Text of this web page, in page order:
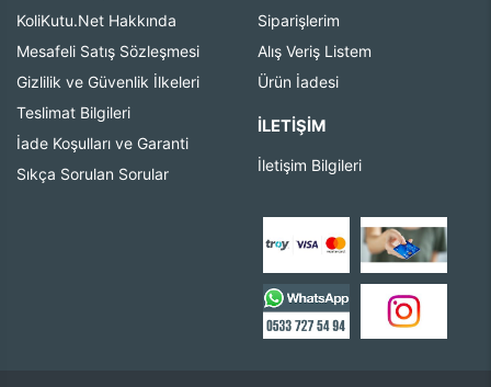
KoliKutu.Net Hakkında
Mesafeli Satış Sözleşmesi
Gizlilik ve Güvenlik İlkeleri
Teslimat Bilgileri
İade Koşulları ve Garanti
Sıkça Sorulan Sorular
Siparişlerim
Alış Veriş Listem
Ürün İadesi
İLETIŞIM
İletişim Bilgileri